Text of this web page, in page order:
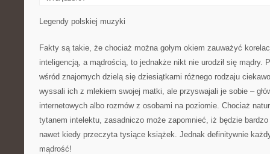
Legendy polskiej muzyki
Fakty są takie, że chociaż można gołym okiem zauważyć
inteligencją, a mądrością, to jednakże nikt nie urodził się mądry.
wśród znajomych dzielą się dziesiątkami różnego rodzaju
wyssali ich z mlekiem swojej matki, ale przyswajali je sobie –
internetowych albo rozmów z osobami na poziomie. Chociaż
tytanem intelektu, zasadniczo może zapomnieć, iż będzie bardzo
nawet kiedy przeczyta tysiące książek. Jednak definitywnie
mądrość!